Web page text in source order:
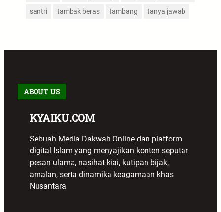
santri tambak beras tambang tanya jawab
ABOUT US
KYAIKU.COM
Sebuah Media Dakwah Online dan platform
digital Islam yang menyajikan konten seputar
pesan ulama, nasihat kiai, kutipan bijak,
amalan, serta dinamika keagamaan khas
Nusantara